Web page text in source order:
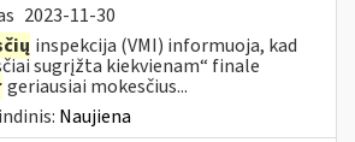
2023-11-30
inspekcija (VMI) informuoja, kad
sugrįžta kiekvienam“ finale
geriausiai mokesčius...
Naujiena